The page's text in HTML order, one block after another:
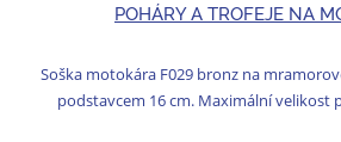
POHÁRY A TROFEJE NA
Soška motokára F029 bronz na
podstavcem 16 cm. Maximální velikost